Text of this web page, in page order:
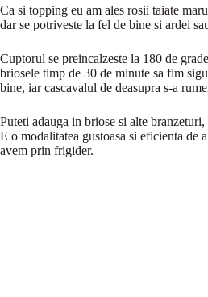
Ca si topping eu am ales rosii taiate
dar se potriveste la fel de bine si ardei
Cuptorul se preincalzeste la 180 de
briosele timp de 30 de minute sa fim
bine, iar cascavalul de deasupra s-a
Puteti adauga in briose si alte
E o modalitatea gustoasa si eficienta de
avem prin frigider.